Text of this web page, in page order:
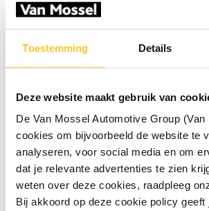
Toestemming Details
Deze website maakt gebruik van
De Van Mossel Automotive Group
cookies om bijvoorbeeld de website te
analyseren, voor social media en om
dat je relevante advertenties te zien
weten over deze cookies, raadpleeg
Bij akkoord op deze cookie policy geeft